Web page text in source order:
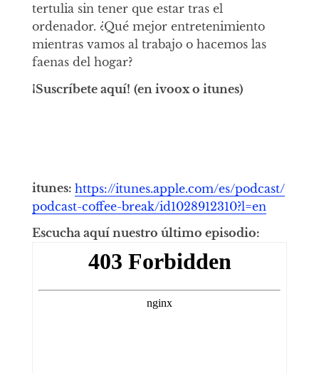
tertulia sin tener que estar tras el
ordenador. ¿Qué mejor entretenimiento
mientras vamos al trabajo o hacemos las
faenas del hogar?
¡Suscríbete aquí! (en ivoox o itunes)
itunes: https://itunes.apple.com/es/podcast/
podcast-coffee-break/id1028912310?l=en
Escucha aquí nuestro último episodio: